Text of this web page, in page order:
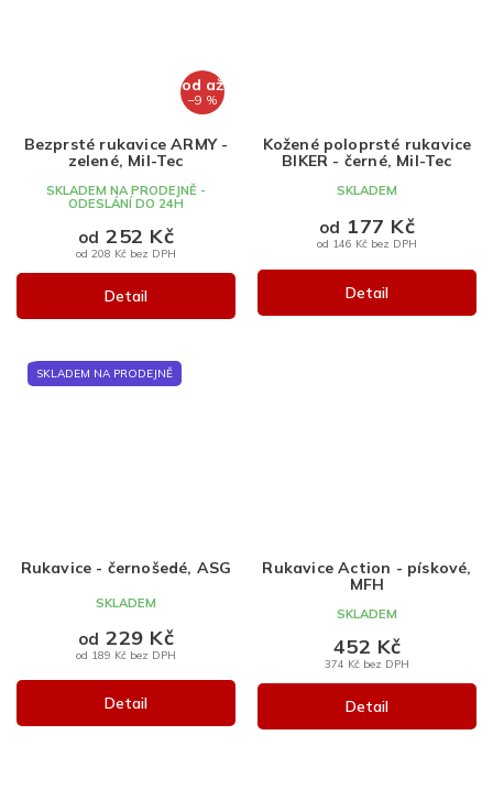
od až
–9 %
Bezprsté rukavice ARMY -
zelené, Mil-Tec
SKLADEM NA PRODEJNĚ -
ODESLÁNÍ DO 24H
od 208 Kč bez DPH
od 252 Kč
Detail
Kožené poloprsté rukavice
BIKER - černé, Mil-Tec
SKLADEM
od 146 Kč bez DPH
od 177 Kč
Detail
SKLADEM NA PRODEJNĚ
Rukavice - černošedé, ASG
SKLADEM
od 189 Kč bez DPH
od 229 Kč
Detail
Rukavice Action - pískové,
MFH
SKLADEM
374 Kč bez DPH
452 Kč
Detail